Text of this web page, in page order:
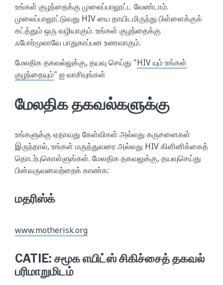
உங்கள் குழந்தைக்கு முலைப்பாலூட்ட வேண்டாம்.
முலைப்பாலூட்டுவது HIV யை தாயிடமிருந்து பிள்ளைக்குக்
கட்த்தும் ஒரு வழியாகும். உங்கள் குழந்தைக்கு
ஃபோர்மூலாவே பாதுகாப்பன உணவாகும்.
மேலதிக தகவல்லுக்கு, தயவு செய்து "HIV யும் உங்கள்
குழந்தையும்" ஐ வாசியுங்கள்
மேலதிக தகவல்களுக்கு
உங்களுக்கு ஏதாவது கேள்விகள் அல்லது கருசனைகள்
இருந்தால், உங்கள் மருத்துவரை அல்லது HIV கிளினிக்கைத்
தொடர்புகொள்ளுங்கள். மேலதிக தகவலுக்கு, தயவுசெய்து
பின்வருவனவற்றைக் காண்க:
மதரிஸ்க்
www.motherisk.org
CATIE: சமூக எயிட்ஸ் சிகிச்சைத் தகவல்
பரிமாறுமிடம்